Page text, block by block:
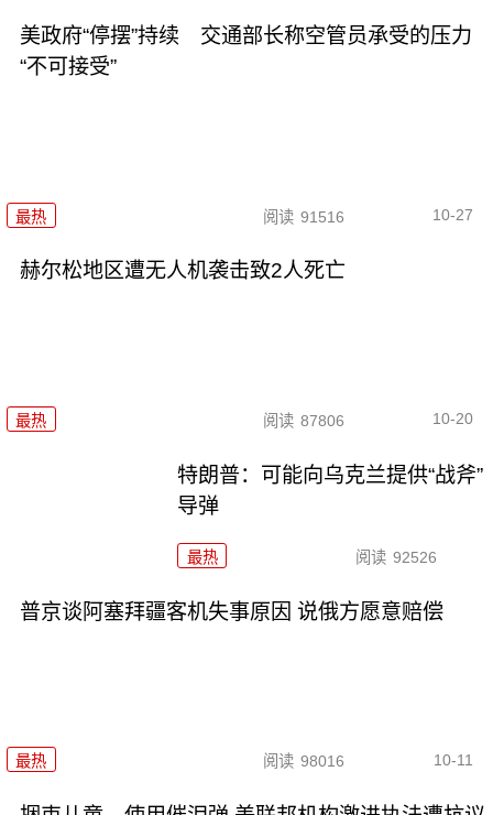
美政府“停摆”持续 交通部长称空管员承受的压力
“不可接受”
最热 阅读 91516 10-27
赫尔松地区遭无人机袭击致2人死亡
最热 阅读 87806 10-20
特朗普：可能向乌克兰提供“战斧”
导弹
最热 阅读 92526
普京谈阿塞拜疆客机失事原因 说俄方愿意赔偿
最热 阅读 98016 10-11